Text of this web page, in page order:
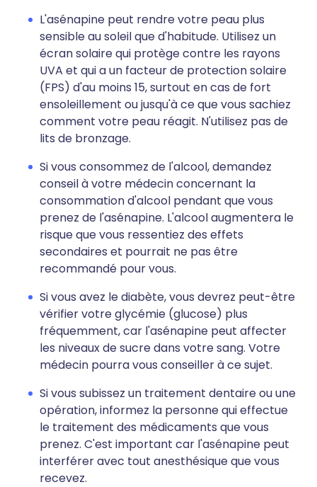
L'asénapine peut rendre votre peau plus
sensible au soleil que d'habitude. Utilisez un
écran solaire qui protège contre les rayons
UVA et qui a un facteur de protection solaire
(FPS) d'au moins 15, surtout en cas de fort
ensoleillement ou jusqu'à ce que vous sachiez
comment votre peau réagit. N'utilisez pas de
lits de bronzage.
Si vous consommez de l'alcool, demandez
conseil à votre médecin concernant la
consommation d'alcool pendant que vous
prenez de l'asénapine. L'alcool augmentera le
risque que vous ressentiez des effets
secondaires et pourrait ne pas être
recommandé pour vous.
Si vous avez le diabète, vous devrez peut-être
vérifier votre glycémie (glucose) plus
fréquemment, car l'asénapine peut affecter
les niveaux de sucre dans votre sang. Votre
médecin pourra vous conseiller à ce sujet.
Si vous subissez un traitement dentaire ou une
opération, informez la personne qui effectue
le traitement des médicaments que vous
prenez. C'est important car l'asénapine peut
interférer avec tout anesthésique que vous
recevez.